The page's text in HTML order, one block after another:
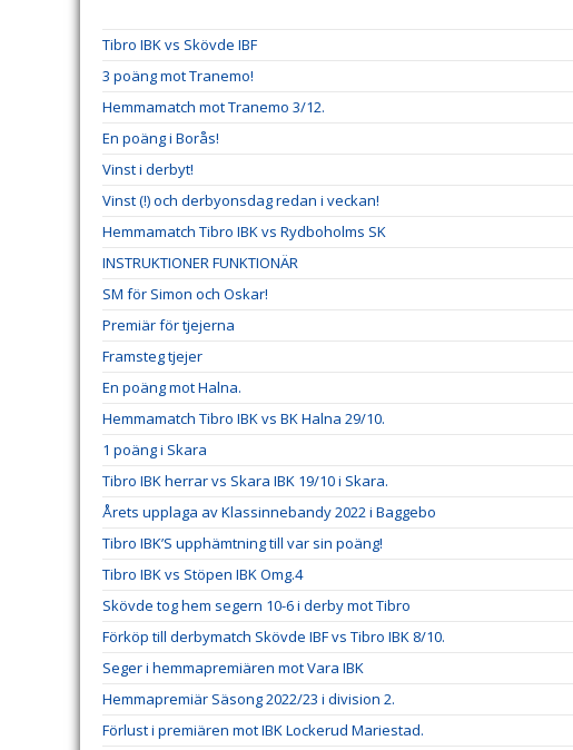
Tibro IBK vs Skövde IBF
3 poäng mot Tranemo!
Hemmamatch mot Tranemo 3/12.
En poäng i Borås!
Vinst i derbyt!
Vinst (!) och derbyonsdag redan i veckan!
Hemmamatch Tibro IBK vs Rydboholms SK
INSTRUKTIONER FUNKTIONÄR
SM för Simon och Oskar!
Premiär för tjejerna
Framsteg tjejer
En poäng mot Halna.
Hemmamatch Tibro IBK vs BK Halna 29/10.
1 poäng i Skara
Tibro IBK herrar vs Skara IBK 19/10 i Skara.
Årets upplaga av Klassinnebandy 2022 i Baggebo
Tibro IBK’S upphämtning till var sin poäng!
Tibro IBK vs Stöpen IBK Omg.4
Skövde tog hem segern 10-6 i derby mot Tibro
Förköp till derbymatch Skövde IBF vs Tibro IBK 8/10.
Seger i hemmapremiären mot Vara IBK
Hemmapremiär Säsong 2022/23 i division 2.
Förlust i premiären mot IBK Lockerud Mariestad.